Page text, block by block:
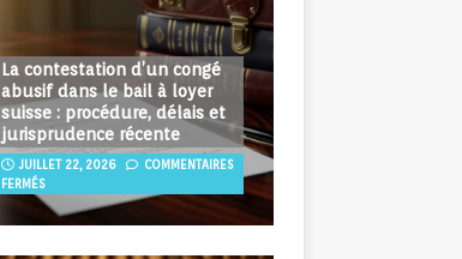
La contestation d’un congé
abusif dans le bail à loyer
suisse : procédure, délais et
jurisprudence récente
JUILLET 22, 2026
COMMENTAIRES
FERMÉS